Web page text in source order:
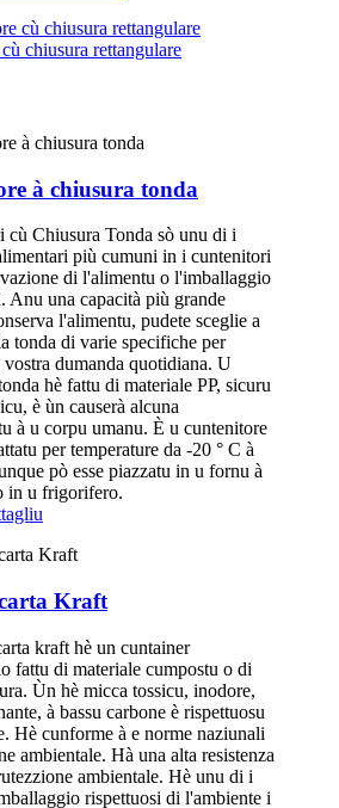
chiusura rettangulare
à chiusura tonda
cù Chiusura Tonda sò unu di i
più cumuni in i cuntenitori
di l'alimentu o l'imballaggio
Anu una capacità più grande
l'alimentu, pudete sceglie a
tonda di varie specifiche per
vostra dumanda quotidiana. U
hè fattu di materiale PP, sicuru
è ùn causerà alcuna
à u corpu umanu. È u cuntenitore
per temperature da -20 ° C à
pò esse piazzatu in u fornu à
in u frigorifero.
Kraft
kraft hè un cuntainer
fattu di materiale cumpostu o di
Ùn hè micca tossicu, inodore,
à bassu carbone è rispettuosu
Hè cunforme à e norme naziunali
ambientale. Hà una alta resistenza
ambientale. Hè unu di i
rispettuosi di l'ambiente i